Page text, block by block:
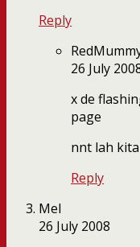
Reply
26 July
x de
page
nnt lah
Reply
Mel
26 July 2008